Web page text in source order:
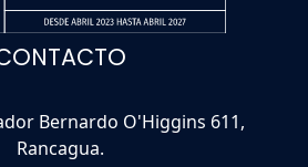
Bernardo O'Higgins 611,
Rancagua.